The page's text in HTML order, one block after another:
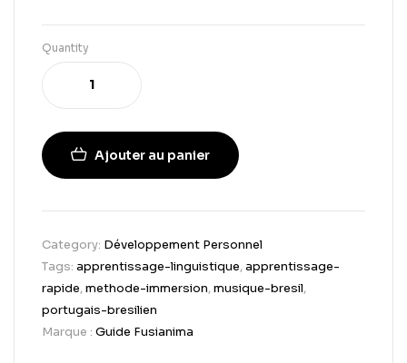
Quantity
Ajouter au panier
Category: Développement Personnel
Tags: apprentissage-linguistique,apprentissage-
rapide,methode-immersion,musique-bresil,
portugais-bresilien
Marque : Guide Fusianima